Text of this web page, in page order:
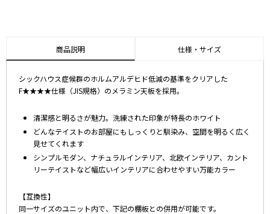
商品説明 仕様・サイズ
シックハウス症候群のホルムアルデヒド低減の基準をクリアした
F★★★★仕様（JIS規格）のメラミン天板を採用。
清潔感と明るさが魅力。洗練された印象が特長のホワイト
どんなテイストのお部屋にもしっくりと馴染み、空間を明るく広く
見せてくれます
シンプルモダン、ナチュラルインテリア、北欧インテリア、カント
リーテイストなど幅広いインテリアに合わせやすい万能カラー
【互換性】
同一サイズのユニット内で、下記の棚板との併用が可能です。